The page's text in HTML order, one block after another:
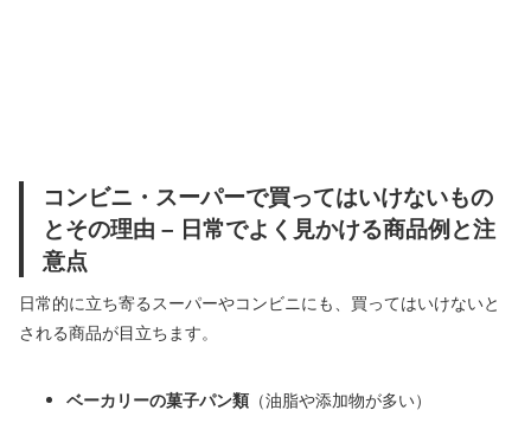
コンビニ・スーパーで買ってはいけないもの
とその理由 – 日常でよく見かける商品例と注
意点
日常的に立ち寄るスーパーやコンビニにも、買ってはいけないと
される商品が目立ちます。
ベーカリーの菓子パン類 （油脂や添加物が多い）